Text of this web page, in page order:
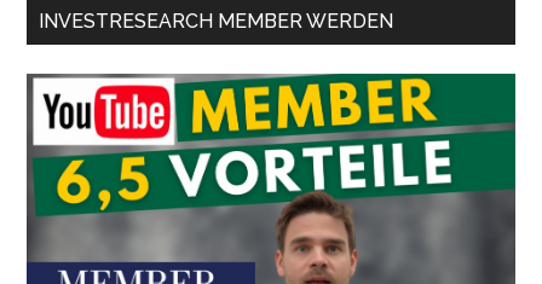
INVESTRESEARCH MEMBER WERDEN